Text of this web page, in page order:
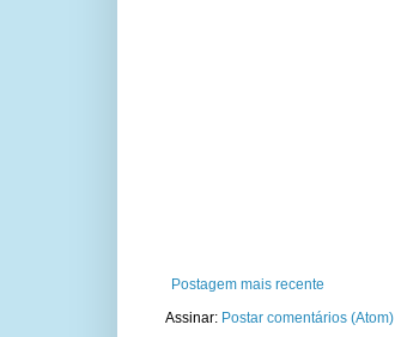
Postagem mais recente
Assinar: Postar comentários (Atom)